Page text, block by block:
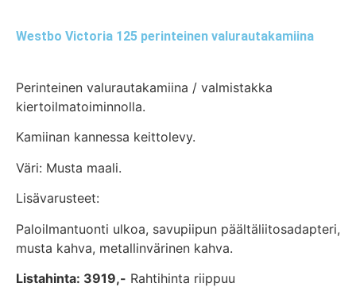
Westbo Victoria 125 perinteinen valurautakamiina
Perinteinen valurautakamiina / valmistakka
kiertoilmatoiminnolla.
Kamiinan kannessa keittolevy.
Väri: Musta maali.
Lisävarusteet:
Paloilmantuonti ulkoa, savupiipun päältäliitosadapteri,
musta kahva, metallinvärinen kahva.
Listahinta: 3919,- Rahtihinta riippuu